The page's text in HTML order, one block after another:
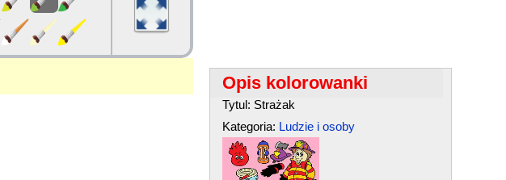
Opis kolorowanki
Tytul: Strażak
Kategoria: Ludzie i osoby